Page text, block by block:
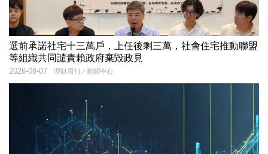
選前承諾社宅十三萬戶，上任後剩三萬，社會住宅推動聯盟
等組織共同譴責賴政府棄毀政見
理財周刊／新聞中心
2026-08-07